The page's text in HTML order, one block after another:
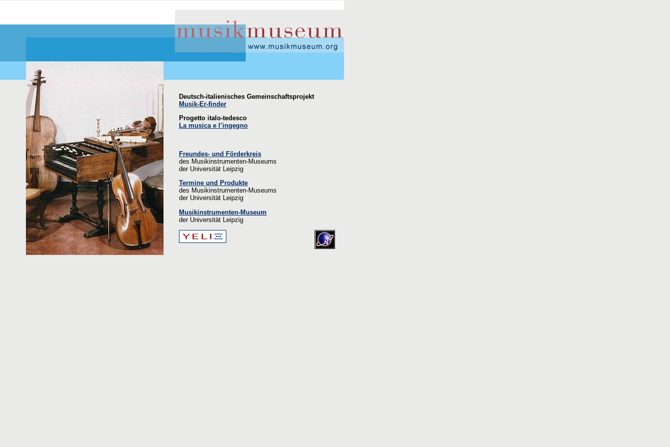
Deutsch-italienisches Gemeinschaftsprojekt
Musik-Er-finder
Progetto italo-tedesco
La musica e l’ingegno
Freundes- und Förderkreis
des Musikinstrumenten-Museums
der Universität Leipzig
Termine und Produkte
des Musikinstrumenten-Museums
der Universität Leipzig
Musikinstrumenten-Museum
der Universität Leipzig